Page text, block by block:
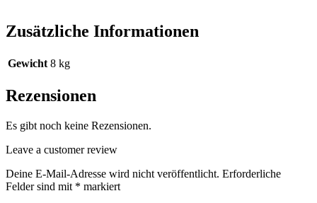
Zusätzliche Informationen
Gewicht 8 kg
Rezensionen
Es gibt noch keine Rezensionen.
Leave a customer review
Deine E-Mail-Adresse wird nicht veröffentlicht. Erforderliche
Felder sind mit * markiert